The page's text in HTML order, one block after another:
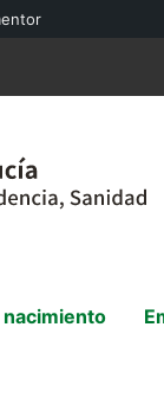
nacimiento